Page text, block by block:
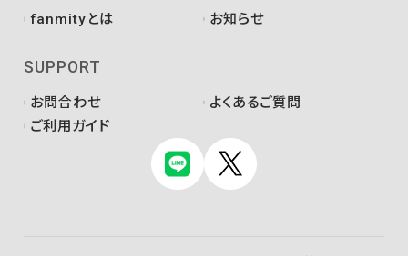
fanmityとは お知らせ
SUPPORT
お問合わせ
よくあるご質問
ご利用ガイド